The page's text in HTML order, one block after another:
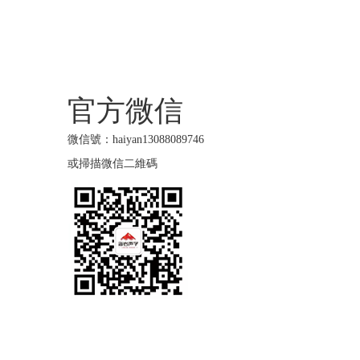
官方微信
微信號：haiyan13088089746
或掃描微信二維碼